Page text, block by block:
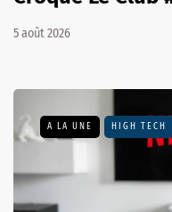
5 août 2026
A LA UNE HIGH TECH